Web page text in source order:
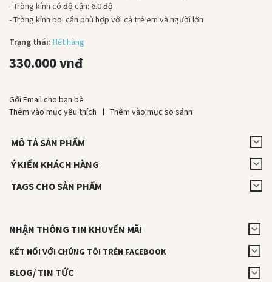
- Tròng kính có độ cận: 6.0 độ
- Tròng kính bơi cận phù hợp với cả trẻ em và người lớn
Trạng thái: Hết hàng
330.000 vnđ
Gởi Email cho bạn bè
Thêm vào mục yêu thích
Thêm vào mục so sánh
MÔ TẢ SẢN PHẨM
Ý KIẾN KHÁCH HÀNG
TAGS CHO SẢN PHẨM
NHẬN THÔNG TIN KHUYẾN MÃI
KẾT NỐI VỚI CHÚNG TÔI TRÊN FACEBOOK
BLOG/ TIN TỨC